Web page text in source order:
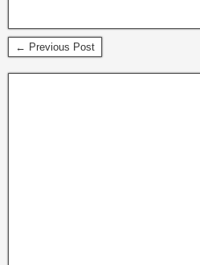
← Previous Post